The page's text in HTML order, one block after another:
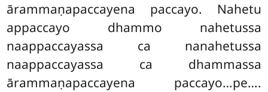
ārammaṇapaccayena paccayo. Nahetu
appaccayo dhammo nahetussa
naappaccayassa ca nanahetussa
naappaccayassa ca dhammassa
ārammaṇapaccayena paccayo…pe….